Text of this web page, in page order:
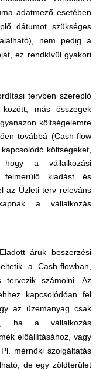
adatmező esetében
dátumot szükséges
nem pedig a
ez rendkívül gyakori
tervben szereplő
más összegek
költségelemre
továbbá (Cash-flow
költségeket,
hogy a vállalkozási
felmerülő kiadást és
az Üzleti terv releváns
a vállalkozás
áruk beszerzési
a Cash-flowban,
számolni. Az
kapcsolódóan fel
az üzemanyag csak
ha a vállalkozás
előállításához, vagy
mérnöki szolgáltatás
de egy zöldterület